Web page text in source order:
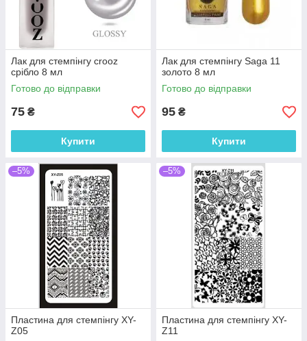
Лак для стемпінгу crooz
срібло 8 мл
Готово до відправки
75 ₴
Купити
Лак для стемпінгу Saga 11
золото 8 мл
Готово до відправки
95 ₴
Купити
–5%
Пластина для стемпінгу XY-
Z05
–5%
Пластина для стемпінгу XY-
Z11